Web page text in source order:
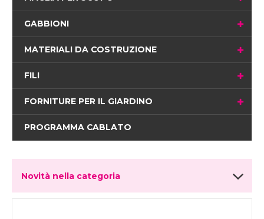
GABBIONI
MATERIALI DA COSTRUZIONE
FILI
FORNITURE PER IL GIARDINO
PROGRAMMA CABLATO
Novità nella categoria